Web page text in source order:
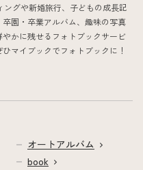
グや新婚旅行、子どもの成長記
園・卒業アルバム、趣味の写真
かに残せるフォトブックサービ
マイブックでフォトブックに！
オートアルバム
book